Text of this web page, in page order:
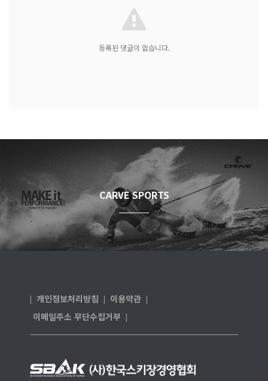
등록된 댓글이 없습니다.
CARVE SPORTS
| 개인정보처리방침 | 이용약관 |
이메일주소 무단수집거부 |